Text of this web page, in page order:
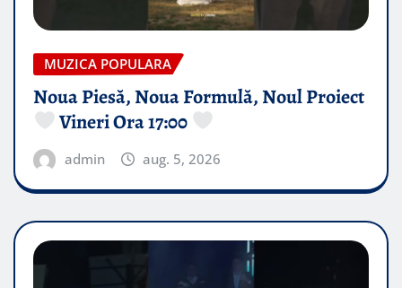
MUZICA POPULARA
Noua Piesă, Noua Formulă, Noul Proiect
Vineri Ora 17:00
admin aug. 5, 2026